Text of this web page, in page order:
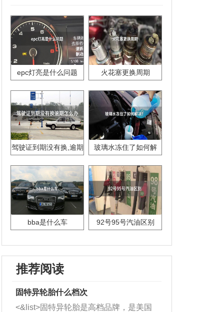
epc灯亮是什么问题 火花塞更换周期
驾驶证到期没有换,逾期
玻璃水冻住了如何解
bba是什么车 92号95号汽油区别
推荐阅读
固特异轮胎什么档次
<&list>固特异轮胎是高档品牌，是美国